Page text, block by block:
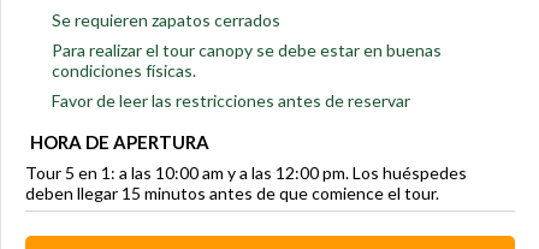
Se requieren zapatos cerrados
Para realizar el tour canopy se debe estar en buenas
condiciones físicas.
Favor de leer las restricciones antes de reservar
HORA DE APERTURA
Tour 5 en 1: a las 10:00 am y a las 12:00 pm. Los huéspedes
deben llegar 15 minutos antes de que comience el tour.